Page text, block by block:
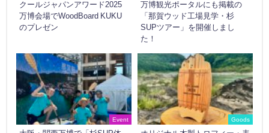
クールジャパンアワード2025
万博会場でWoodBoard KUKU
のプレゼン
万博観光ポータルにも掲載の
「那賀ウッド工場見学・杉
SUPツアー」を開催しまし
た！
Event Goods